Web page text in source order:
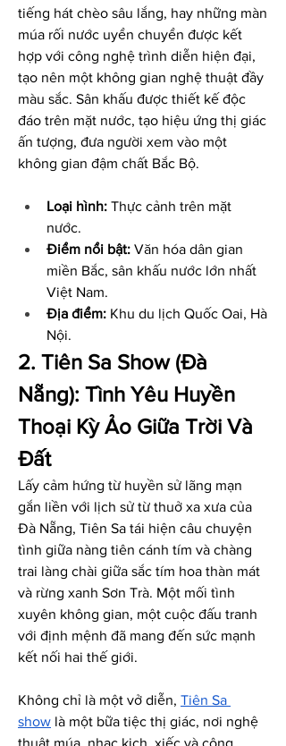
tiếng hát chèo sâu lắng, hay những màn
múa rối nước uyển chuyển được kết
hợp với công nghệ trình diễn hiện đại,
tạo nên một không gian nghệ thuật đầy
màu sắc. Sân khấu được thiết kế độc
đáo trên mặt nước, tạo hiệu ứng thị giác
ấn tượng, đưa người xem vào một
không gian đậm chất Bắc Bộ.
Loại hình: Thực cảnh trên mặt
nước.
Điểm nổi bật: Văn hóa dân gian
miền Bắc, sân khấu nước lớn nhất
Việt Nam.
Địa điểm: Khu du lịch Quốc Oai, Hà
Nội.
2. Tiên Sa Show (Đà
Nẵng): Tình Yêu Huyền
Thoại Kỳ Ảo Giữa Trời Và
Đất
Lấy cảm hứng từ huyền sử lãng mạn
gắn liền với lịch sử từ thuở xa xưa của
Đà Nẵng, Tiên Sa tái hiện câu chuyện
tình giữa nàng tiên cánh tím và chàng
trai làng chài giữa sắc tím hoa thàn mát
và rừng xanh Sơn Trà. Một mối tình
xuyên không gian, một cuộc đấu tranh
với định mệnh đã mang đến sức mạnh
kết nối hai thế giới.
Không chỉ là một vở diễn, Tiên Sa
show là một bữa tiệc thị giác, nơi nghệ
thuật múa, nhạc kịch, xiếc và công